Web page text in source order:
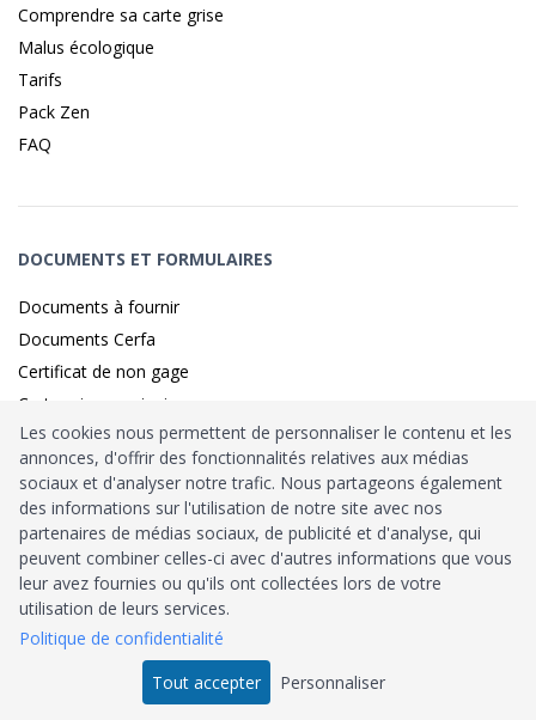
Comprendre sa carte grise
Malus écologique
Tarifs
Pack Zen
FAQ
DOCUMENTS ET FORMULAIRES
Documents à fournir
Documents Cerfa
Certificat de non gage
Carte grise provisoire
Identité sécurisé parFranceConnect
HabilitationMinistère de l’Intérieur: n°212900
Agrément Trésor Public
Tous droits réservés © 2026
Les cookies nous permettent de personnaliser le contenu et les
annonces, d'offrir des fonctionnalités relatives aux médias
sociaux et d'analyser notre trafic. Nous partageons également
des informations sur l'utilisation de notre site avec nos
partenaires de médias sociaux, de publicité et d'analyse, qui
peuvent combiner celles-ci avec d'autres informations que vous
leur avez fournies ou qu'ils ont collectées lors de votre
utilisation de leurs services.
Politique de confidentialité
Tout accepter
Personnaliser